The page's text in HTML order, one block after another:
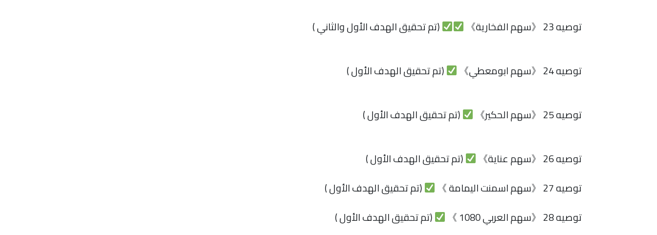
توصيه 23 《سهم الفخارية》 (تم تحقيق الهدف الأول والثاني )
توصيه 24 《سهم ابومعطي》 (تم تحقيق الهدف الأول )
توصيه 25 《سهم الحكير》 (تم تحقيق الهدف الأول )
توصيه 26 《سهم عناية》
(تم تحقيق الهدف الأول )
توصيه 27 《سهم اسمنت اليمامة 》
(تم تحقيق الهدف الأول )
توصيه 28 《سهم العربي 1080 》
(تم تحقيق الهدف الأول )